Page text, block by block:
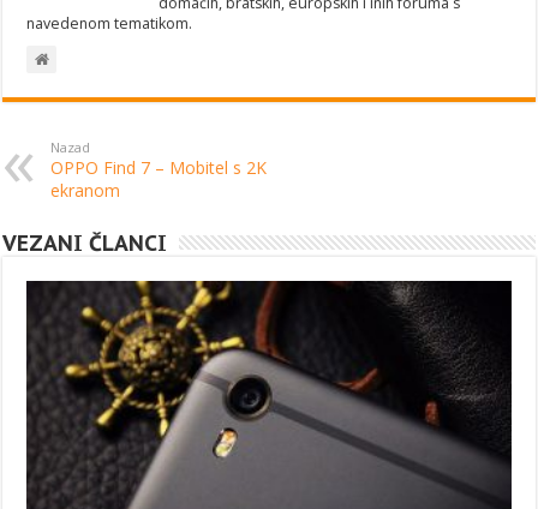
navedenom tematikom.
Nazad
OPPO Find 7 – Mobitel s 2K
ekranom
VEZANI ČLANCI